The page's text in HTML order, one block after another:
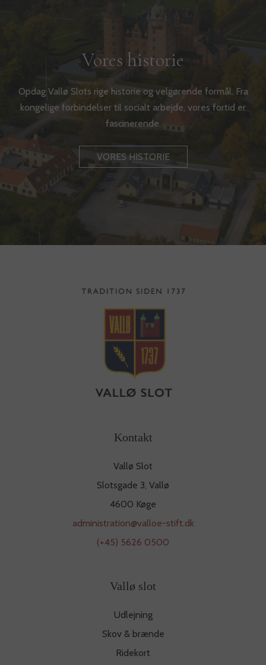
Vores historie
Opdag Vallø Slots rige historie og velgørende formål. Fra
kongelige forbindelser til socialt arbejde, vores fortid er
fascinerende.
VORES HISTORIE
Kontakt
Vallø Slot
Slotsgade 3, Vallø
4600 Køge
administration@valloe-stift.dk
(+45) 5626 0500
Vallø slot
Udlejning
Skov & brænde
Ridekort